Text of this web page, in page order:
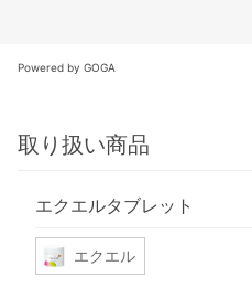
Powered by GOGA
取り扱い商品
エクエルタブレット
エクエル